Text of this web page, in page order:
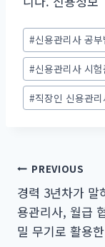
Post
Tags:
#신용관리사 공부
#신용관리사 시험
#직장인 신용관
글
탐
색
PREVIOUS
경력 3년차가 말
용관리사, 월급
밀 무기로 활용